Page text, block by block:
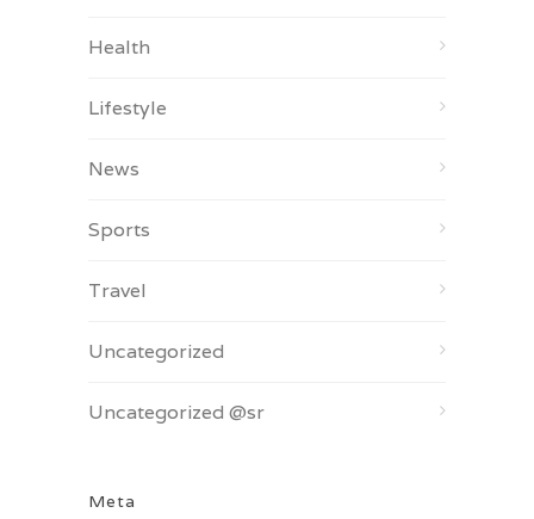
Health
Lifestyle
News
Sports
Travel
Uncategorized
Uncategorized @sr
Meta